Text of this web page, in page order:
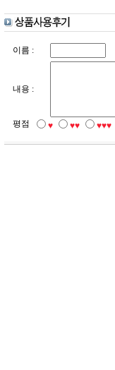
이름 :
내용 :
평점 ♥ ♥♥ ♥♥♥